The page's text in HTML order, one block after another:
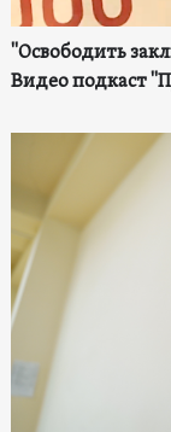
"Освободить
Видео подкаст